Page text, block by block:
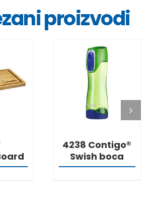
proizvodi
DETALJI
4238 Contigo®
Swish boca